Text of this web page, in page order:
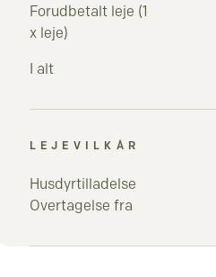
Forudbetalt leje (1
x leje)
I alt
LEJEVILKÅR
Husdyrtilladelse
Overtagelse fra